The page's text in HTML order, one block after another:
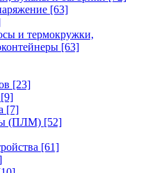
[63]
и термокружки,
[63]
[23]
[9]
[7]
(ПЛМ) [52]
[61]